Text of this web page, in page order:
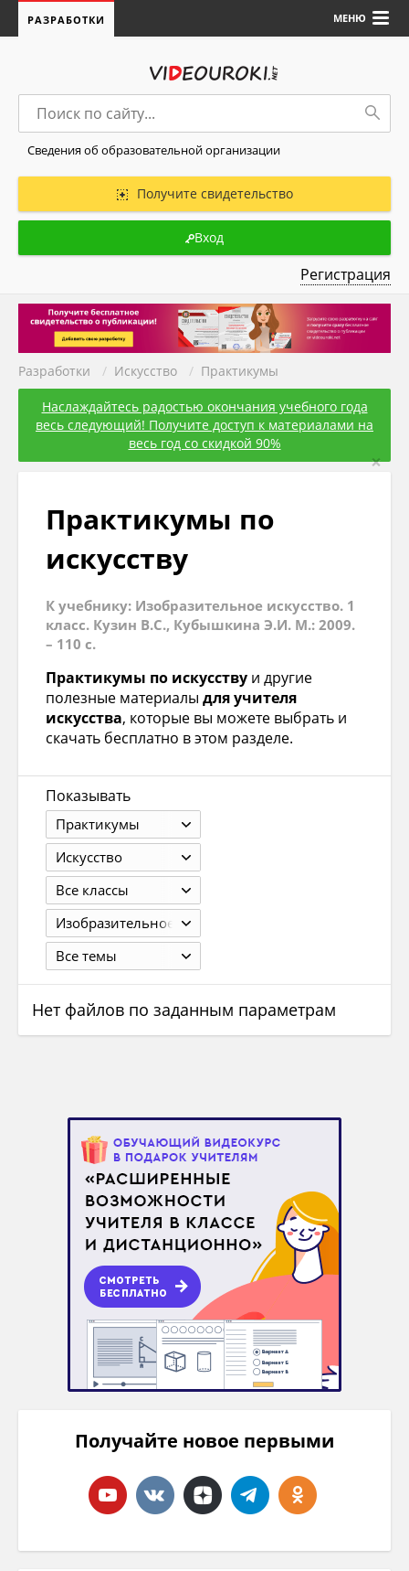
МЕНЮ
РАЗРАБОТКИ
Сведения об образовательной организации
Получите свидетельство
Вход
Регистрация
Разработки / Искуcство / Практикумы
Наслаждайтесь радостью окончания учебного года
весь следующий! Получите доступ к материалами на
весь год со скидкой 90%
×
Практикумы по
искуcству
К учебнику: Изобразительное искусство. 1
класс. Кузин В.С., Кубышкина Э.И. М.: 2009.
– 110 с.
Практикумы по искуcству и другие
полезные материалы для учителя
искусcтва, которые вы можете выбрать и
скачать бесплатно в этом разделе.
Показывать
Практикумы
Искуcство
Все классы
Изобразительное искусство. 1 класс. Кузин В.С., Кубышкина Э.И. М.: 2009. – 110 с.
Все темы
Нет файлов по заданным параметрам
Получайте новое первыми